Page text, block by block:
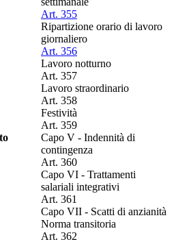
Art. 355
Ripartizione orario di lavoro
giornaliero
Art. 356
Lavoro notturno
Art. 357
Lavoro straordinario
Art. 358
Festività
Art. 359
Capo V - Indennità di
contingenza
Art. 360
Capo VI - Trattamenti
salariali integrativi
Art. 361
Capo VII - Scatti di anzianità
Norma transitoria
Art. 362